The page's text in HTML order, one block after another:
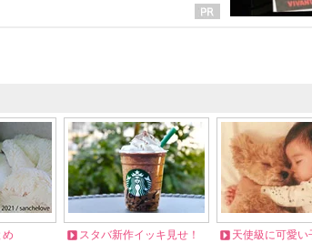
め スタバ新作イッキ見せ！ 天使級に可愛い